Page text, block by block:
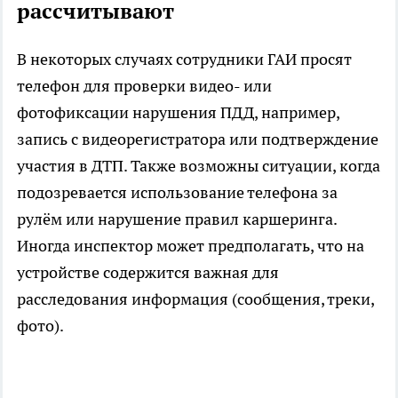
рассчитывают
В некоторых случаях сотрудники ГАИ просят
телефон для проверки видео- или
фотофиксации нарушения ПДД, например,
запись с видеорегистратора или подтверждение
участия в ДТП. Также возможны ситуации, когда
подозревается использование телефона за
рулём или нарушение правил каршеринга.
Иногда инспектор может предполагать, что на
устройстве содержится важная для
расследования информация (сообщения, треки,
фото).